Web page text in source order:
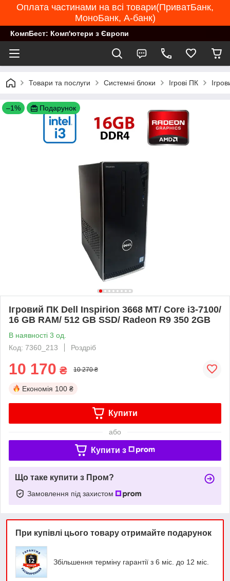
Оплата частинами на всі товари(ПриватБанк,
МоноБанк, А-банк)
КомпБест: Комп'ютери з Європи
Товари та послуги Системні блоки Ігрові ПК
–1% Подарунок
Ігровий ПК Dell Inspirion 3668 MT/ Core i3-7100/
16 GB RAM/ 512 GB SSD/ Radeon R9 350 2GB
В наявності 3 од.
Код: 7360_213
Роздріб
10 170 ₴ 10 270 ₴
Економія 100 ₴
Купити
або
Купити з
Що таке купити з Пром?
Замовлення під захистом
При купівлі цього товару отримайте подарунок
Збільшення терміну гарантії з 6 міс. до 12 міс.